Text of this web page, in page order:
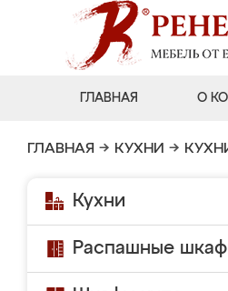
ГЛАВНАЯ О
ГЛАВНАЯ → КУХНИ →
Кухни
Распашные